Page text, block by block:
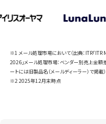
※1 メール処理市場において（出典：ITR「
2026」メール処理市場：ベンダー別売上金額
ートには旧製品名（メールディーラー）で掲載）
※2 2025年12月末時点